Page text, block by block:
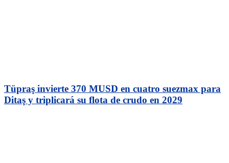
Tüpraş invierte 370 MUSD en cuatro suezmax para
Ditaş y triplicará su flota de crudo en 2029